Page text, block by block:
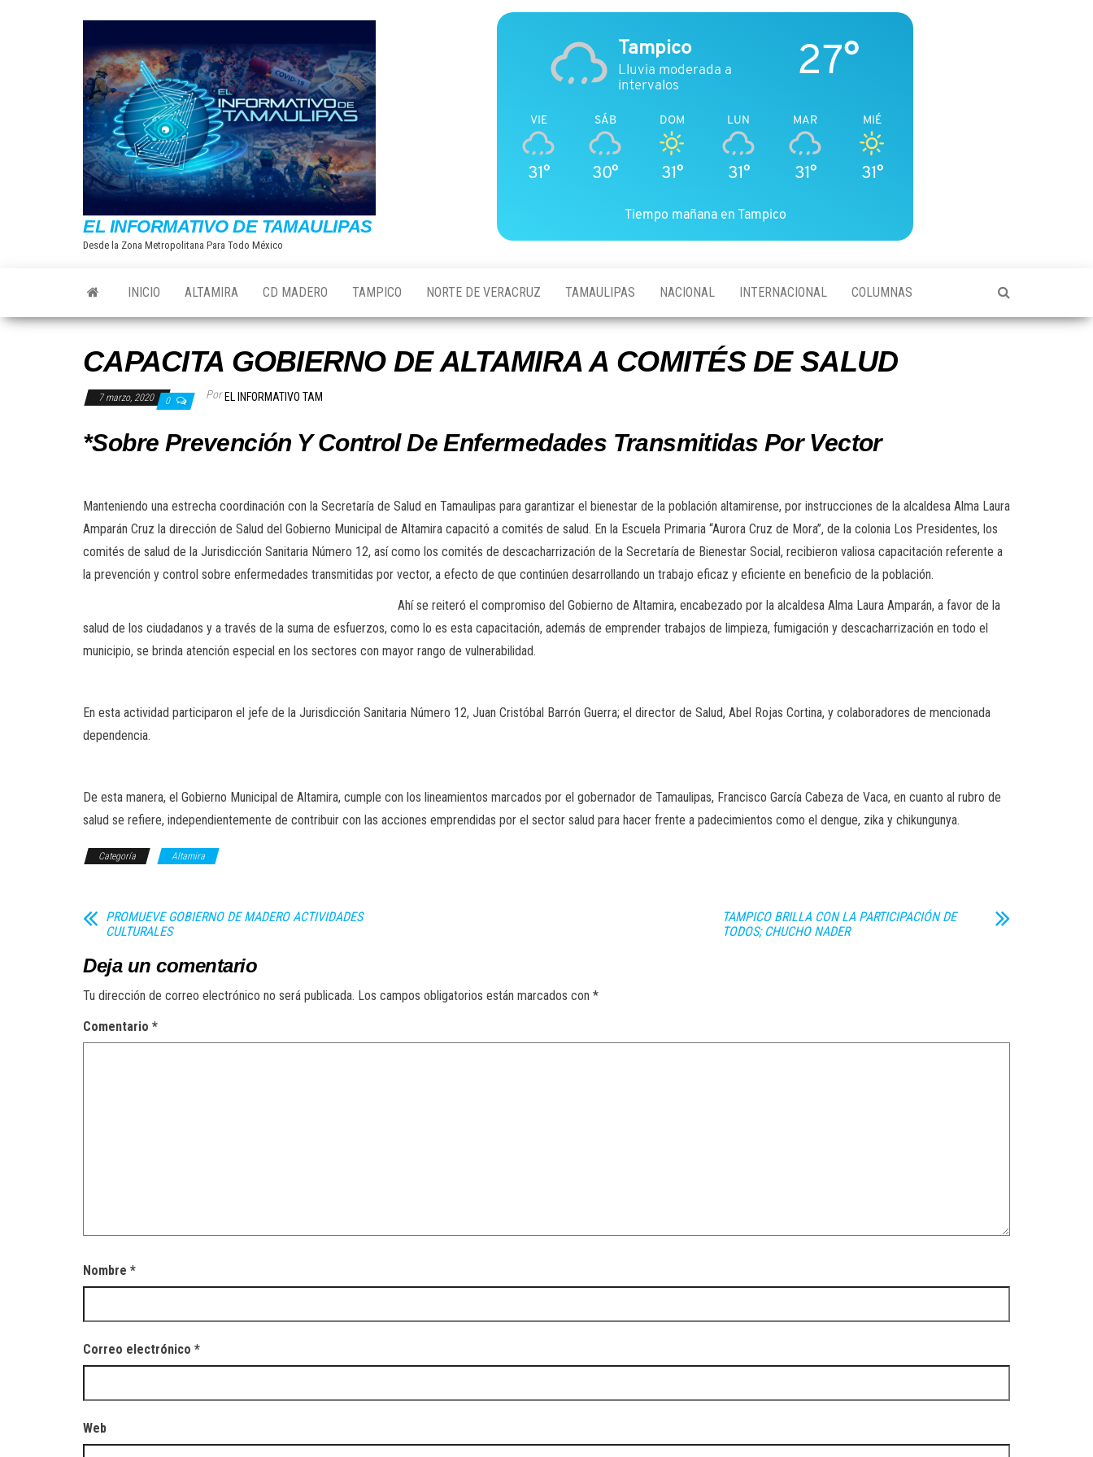
EL INFORMATIVO DE TAMAULIPAS
Desde la Zona Metropolitana Para Todo México
Tampico
Lluvia moderada a
intervalos
27°
VIE
31°
SÁB
30°
DOM
31°
LUN
31°
MAR
31°
MIÉ
31°
Tiempo mañana en Tampico
INICIO ALTAMIRA CD MADERO TAMPICO NORTE DE VERACRUZ TAMAULIPAS NACIONAL INTERNACIONAL COLUMNAS
CAPACITA GOBIERNO DE ALTAMIRA A COMITÉS DE SALUD
7 marzo, 2020 0 Por EL INFORMATIVO TAM
*Sobre Prevención Y Control De Enfermedades Transmitidas Por Vector
Manteniendo una estrecha coordinación con la Secretaría de Salud en Tamaulipas para garantizar el bienestar de la población altamirense, por instrucciones de la alcaldesa Alma Laura
Amparán Cruz la dirección de Salud del Gobierno Municipal de Altamira capacitó a comités de salud. En la Escuela Primaria “Aurora Cruz de Mora’’, de la colonia Los Presidentes, los
comités de salud de la Jurisdicción Sanitaria Número 12, así como los comités de descacharrización de la Secretaría de Bienestar Social, recibieron valiosa capacitación referente a
la prevención y control sobre enfermedades transmitidas por vector, a efecto de que continúen desarrollando un trabajo eficaz y eficiente en beneficio de la población.
Ahí se reiteró el compromiso del Gobierno de Altamira, encabezado por la alcaldesa Alma Laura Amparán, a favor de la
salud de los ciudadanos y a través de la suma de esfuerzos, como lo es esta capacitación, además de emprender trabajos de limpieza, fumigación y descacharrización en todo el
municipio, se brinda atención especial en los sectores con mayor rango de vulnerabilidad.
En esta actividad participaron el jefe de la Jurisdicción Sanitaria Número 12, Juan Cristóbal Barrón Guerra; el director de Salud, Abel Rojas Cortina, y colaboradores de mencionada
dependencia.
De esta manera, el Gobierno Municipal de Altamira, cumple con los lineamientos marcados por el gobernador de Tamaulipas, Francisco García Cabeza de Vaca, en cuanto al rubro de
salud se refiere, independientemente de contribuir con las acciones emprendidas por el sector salud para hacer frente a padecimientos como el dengue, zika y chikungunya.
Categoría Altamira
PROMUEVE GOBIERNO DE MADERO ACTIVIDADES
CULTURALES
TAMPICO BRILLA CON LA PARTICIPACIÓN DE
TODOS; CHUCHO NADER
Deja un comentario
Tu dirección de correo electrónico no será publicada. Los campos obligatorios están marcados con *
Comentario *
Nombre *
Correo electrónico *
Web